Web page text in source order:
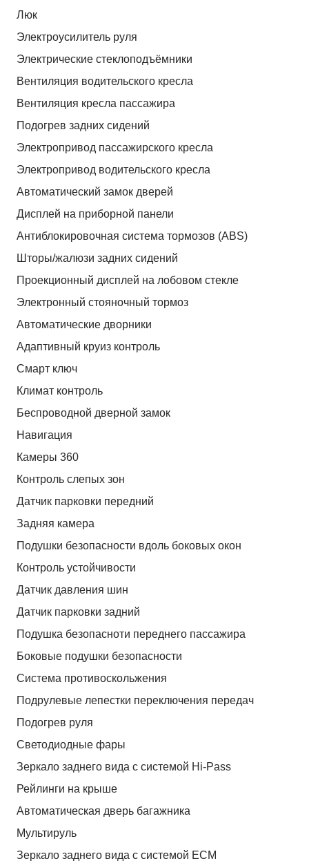
Люк
Электроусилитель руля
Электрические стеклоподъёмники
Вентиляция водительского кресла
Вентиляция кресла пассажира
Подогрев задних сидений
Электропривод пассажирского кресла
Электропривод водительского кресла
Автоматический замок дверей
Дисплей на приборной панели
Антиблокировочная система тормозов (ABS)
Шторы/жалюзи задних сидений
Проекционный дисплей на лобовом стекле
Электронный стояночный тормоз
Автоматические дворники
Адаптивный круиз контроль
Смарт ключ
Климат контроль
Беспроводной дверной замок
Навигация
Камеры 360
Контроль слепых зон
Датчик парковки передний
Задняя камера
Подушки безопасности вдоль боковых окон
Контроль устойчивости
Датчик давления шин
Датчик парковки задний
Подушка безопасноти переднего пассажира
Боковые подушки безопасности
Система противоскольжения
Подрулевые лепестки переключения передач
Подогрев руля
Светодиодные фары
Зеркало заднего вида с системой Hi-Pass
Рейлинги на крыше
Автоматическая дверь багажника
Мультируль
Зеркало заднего вида с системой ЕСМ